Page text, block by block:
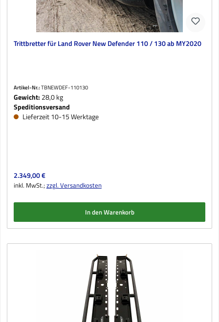
Trittbretter für Land Rover New Defender 110 / 130 ab MY2020
Artikel-Nr.:TBNEWDEF-110130
Gewicht: 28,0 kg
Speditionsversand
Lieferzeit 10-15 Werktage
Regulärer Preis:
2.349,00 €
inkl. MwSt.;zzgl. Versandkosten
In den Warenkorb